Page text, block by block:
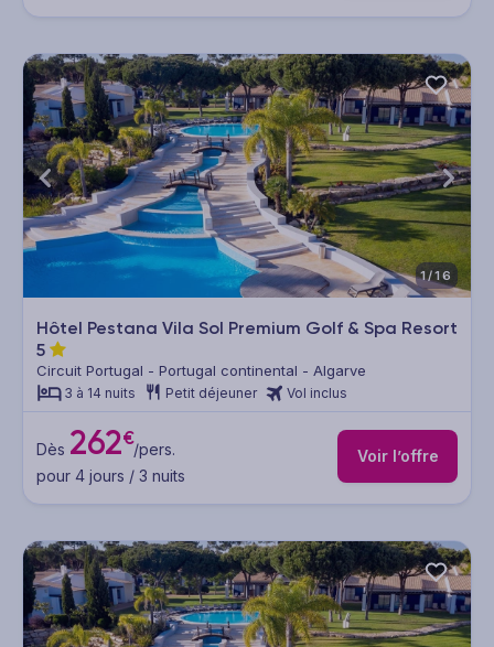
1/16
Hôtel Pestana Vila Sol Premium Golf & Spa Resort
5
Circuit Portugal - Portugal continental - Algarve
3 à 14 nuits Petit déjeuner Vol inclus
Dès 262€/pers.
pour 4 jours / 3 nuits
Voir l’offre